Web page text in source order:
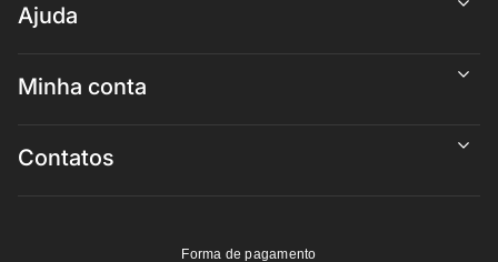
Ajuda
Minha conta
Contatos
Forma de pagamento